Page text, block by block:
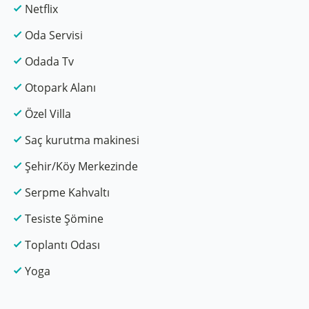
Netflix
Oda Servisi
Odada Tv
Otopark Alanı
Özel Villa
Saç kurutma makinesi
Şehir/Köy Merkezinde
Serpme Kahvaltı
Tesiste Şömine
Toplantı Odası
Yoga